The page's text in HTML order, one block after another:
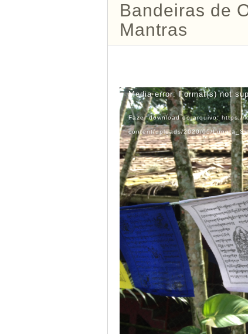
Bandeiras de
Mantras
Tocador
de
vídeo
Media error: Format(s) not
Fazer download do arquivo: https://
content/uploads/2020/05/
Bandeiras de Oração